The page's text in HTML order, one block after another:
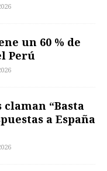
un 60 % de
Perú
“Basta
a España